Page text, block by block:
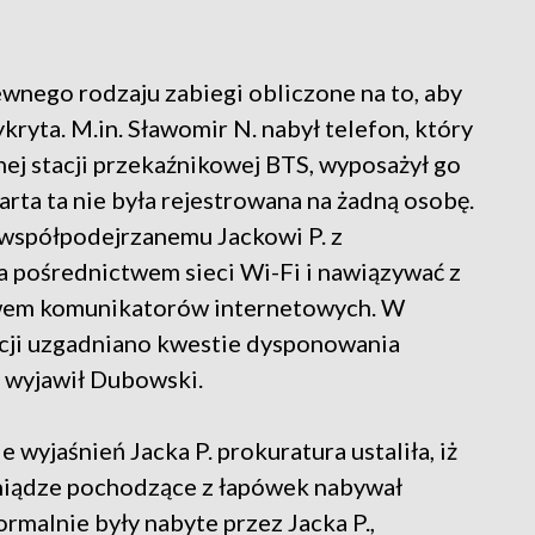
rodzaju zabiegi obliczone na to, aby
M.in. Sławomir N. nabył telefon, który
stacji przekaźnikowej BTS, wyposażył go
ta nie była rejestrowana na żadną osobę.
Jackowi P. z
pośrednictwem sieci Wi-Fi i nawiązywać z
komunikatorów internetowych. W
uzgadniano kwestie dysponowania
Dubowski.
wyjaśnień Jacka P. prokuratura ustaliła, iż
pochodzące z łapówek nabywał
były nabyte przez Jacka P.,